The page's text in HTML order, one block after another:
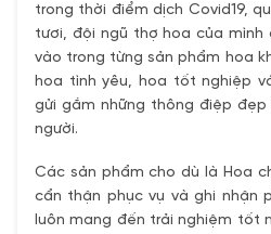
trong thời điểm dịch Covid19,
tươi, đội ngũ thợ hoa của
vào trong từng sản phẩm hoa
hoa tình yêu, hoa tốt nghiệp
gửi gắm những thông điệp
người.
Các sản phẩm cho dù là Hoa
cẩn thận phục vụ và ghi nhận
luôn mang đến trải nghiệm tốt